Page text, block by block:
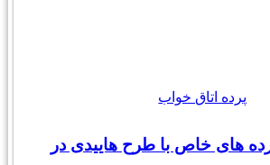
پرده اتاق خواب
های خاص با طرح هاییدی در